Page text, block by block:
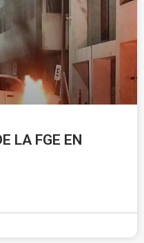
LA FGE EN